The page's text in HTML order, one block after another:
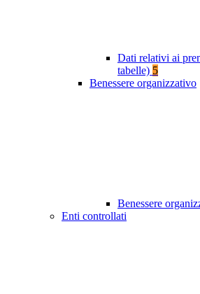
Dati relativi ai
tabelle) 5
Benessere organizzativo
Benessere
Enti controllati